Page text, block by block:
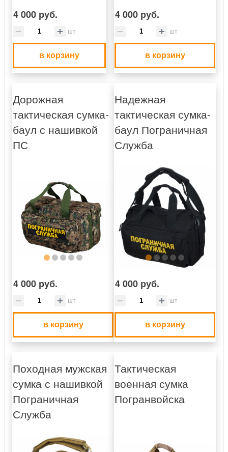
4 000 руб.
шт
в корзину
4 000 руб.
шт
в корзину
Дорожная
тактическая сумка-
баул с нашивкой
ПС
4 000 руб.
шт
в корзину
Надежная
тактическая сумка-
баул Пограничная
Служба
4 000 руб.
шт
в корзину
Походная мужская
сумка с нашивкой
Пограничная
Служба
Тактическая
военная сумка
Погранвойска